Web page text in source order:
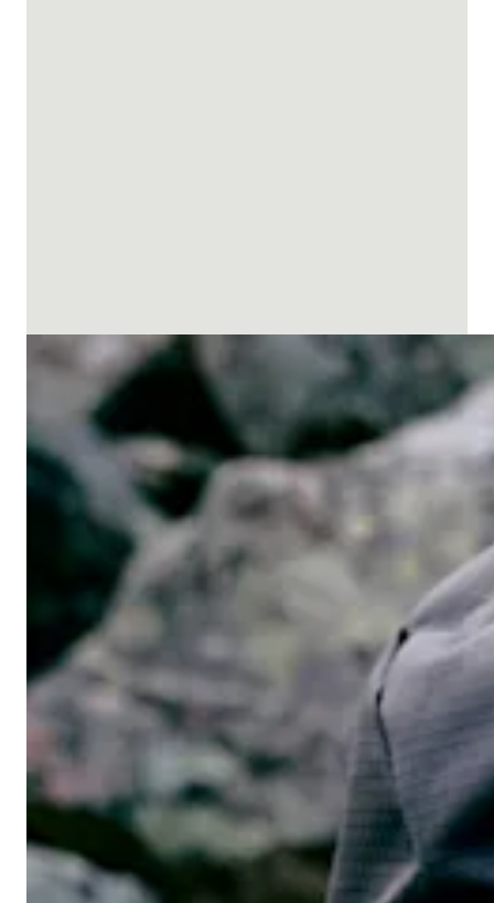
Softshelljakker
Skijakker for menn